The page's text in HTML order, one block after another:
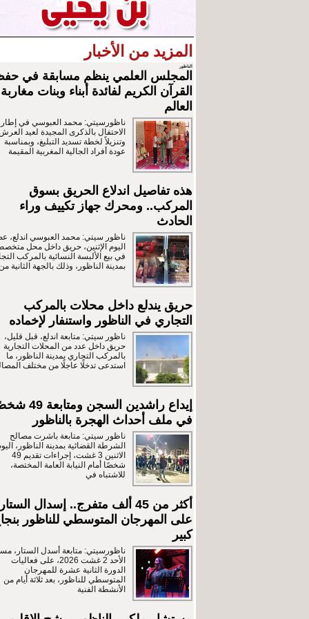
المزيد من الأخبار
الناظور
المجلس العلمي ينظم مسابقة في
القرآن الكريم لفائدة أبناء وبنات مغاربة
العالم
ناظورسيتي: محمد العبوسي في إطار
الاحتفال بالذكرى المجيدة لعيد
وتنزيلاً لخطة تسديد التبليغ، وبمناسبة
عودة أفراد الجالية المغربية المقيمة
هذه تفاصيل اندلاع الحريق بسوق
المركب.. ومحرك جهاز تكييف وراء
الحادث
ناظور سيتي: محمد العبوسي اندلع،
اليوم الإثنين، حريق داخل محل
في بيع الألبسة النسائية بالمركب
بمدينة الناظور، وذلك بالجهة الثانية من
حريق يندلع داخل محلات بالمركب
التجاري في الناظور واستنفار لإخماده
ناظور سيتي: متابعة اندلع، قبل قليل،
حريق داخل عدد من المحلات التجارية
بالمركب التجاري بمدينة الناظور، ما
استدعى تدخلًا عاجلًا من مختلف
إيداع راشدين السجن
في ملف أحداث الهجرة بالناظور
ناظور سيتي: متابعة باشرت مصالح
الشرطة القضائية بمدينة الناظور،
الاثنين 3 غشت، إجراءات تقديم 49
شخصًا أمام النيابة العامة المختصة،
للاشتباه في
أكثر من 45 ألف متفرج.. إسدال الستار
على المهرجان المتوسطي للناظور
كبير
ناظورسيتي: متابعة أسدل الستار،
الأحد 2 غشت 2026، على فعاليات
الدورة الثانية عشرة للمهرجان
المتوسطي للناظور، بعد ثلاثة أيام من
الأنشطة الفنية